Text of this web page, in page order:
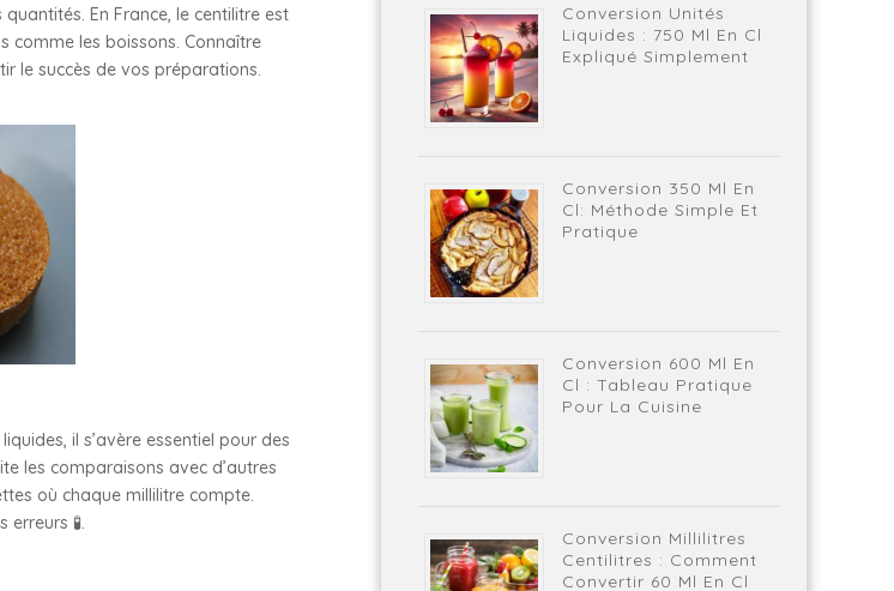
En France, le centilitre est
comme les boissons. Connaître
le succès de vos préparations.
il s’avère essentiel pour des
les comparaisons avec d’autres
où chaque millilitre compte.
🧪.
Conversion Unités
Liquides : 750 Ml En Cl
Expliqué Simplement
Conversion 350 Ml En
Cl: Méthode Simple Et
Pratique
Conversion 600 Ml En
Cl : Tableau Pratique
Pour La Cuisine
Conversion Millilitres
Centilitres : Comment
Convertir 60 Ml En Cl